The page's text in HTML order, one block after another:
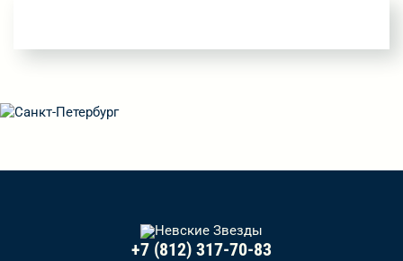
+7 (812) 317-70-83